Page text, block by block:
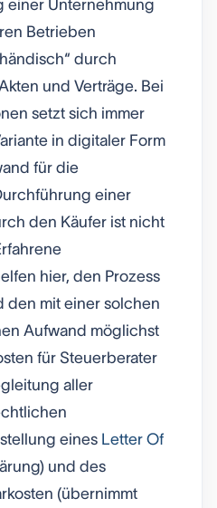
einer Unternehmung
Betrieben
durch
und Verträge. Bei
setzt sich immer
in digitaler Form
für die
einer
den Käufer ist nicht
hier, den Prozess
den mit einer solchen
Aufwand möglichst
für Steuerberater
aller
eines Letter Of
und des
(übernimmt